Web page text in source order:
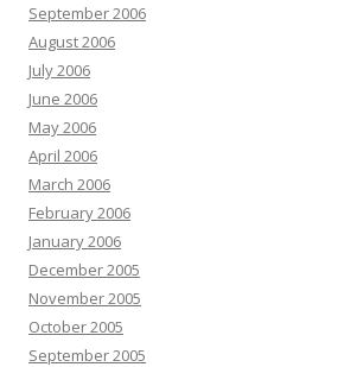
September 2006
August 2006
July 2006
June 2006
May 2006
April 2006
March 2006
February 2006
January 2006
December 2005
November 2005
October 2005
September 2005